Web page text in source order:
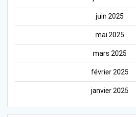
juin 2025
mai 2025
mars 2025
février 2025
janvier 2025